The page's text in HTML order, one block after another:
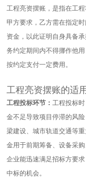
工程亮资摆账，是指在工
甲方要求，乙方需在指定
资金，以此证明自身具备
务约定期间内不得挪作他
按约定支付一定费用。​
工程亮资摆账的适
工程投标环节：工程投标
金不足导致项目停滞的风
梁建设、城市轨道交通等
金用于前期筹备、设备采
企业能迅速满足招标方要
中标的机会。​